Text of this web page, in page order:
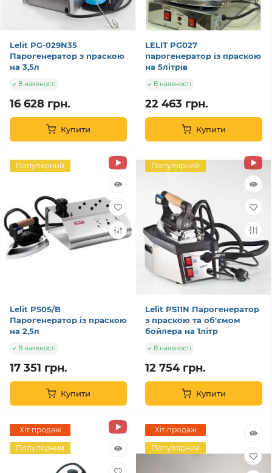
Lelit PG-029N35
Парогенератор з праскою
на 3,5л
В наявності
16 628 грн.
Купити
LELIT PG027
парогенератор із праскою
на 5літрів
В наявності
22 463 грн.
Купити
Популярний
Lelit PS05/B
Парогенератор із праскою
на 2,5л
В наявності
17 351 грн.
Купити
Популярний
Lelit PS11N Парогенератор
з праскою та об'ємом
бойлера на 1літр
В наявності
12 754 грн.
Купити
Хіт продаж
Популярний
Хіт продаж
Популярний